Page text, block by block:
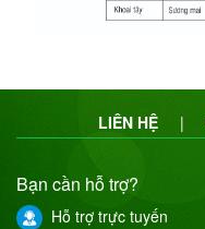
LIÊN HỆ |
Bạn cần hỗ trợ?
Hỗ trợ trực tuyến